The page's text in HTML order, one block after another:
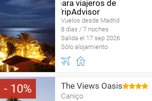
Vuelos desde Madrid
8 días / 7 noches
Salida el 17 sep 2026
Sólo alojamiento
10 The Views Oasis
Caniço